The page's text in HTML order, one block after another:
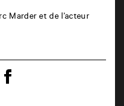
Marder et de l’acteur
Partager
sur